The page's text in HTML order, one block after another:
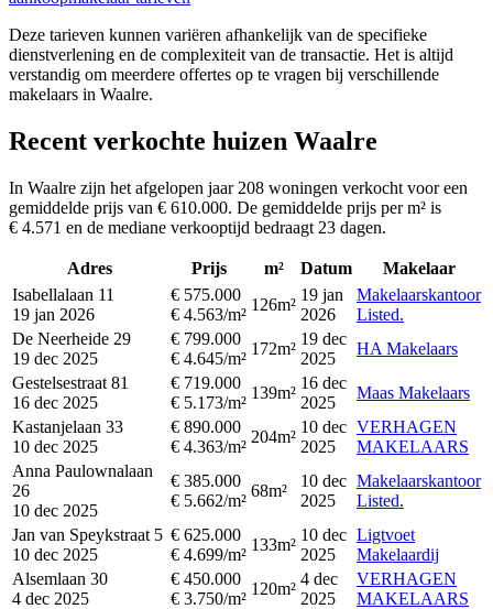
Deze tarieven kunnen variëren afhankelijk van de specifieke
dienstverlening en de complexiteit van de transactie. Het is altijd
verstandig om meerdere offertes op te vragen bij verschillende
makelaars in Waalre.
Recent verkochte huizen Waalre
In Waalre zijn het afgelopen jaar 208 woningen verkocht voor een
gemiddelde prijs van € 610.000. De gemiddelde prijs per m² is
€ 4.571 en de mediane verkooptijd bedraagt 23 dagen.
Adres Prijs m² Datum
Makelaar
Isabellalaan 11
19 jan 2026
€ 575.000
€ 4.563/m²
126m²
19 jan
2026
Makelaarskantoor
Listed.
De Neerheide 29
19 dec 2025
€ 799.000
€ 4.645/m²
172m²
19 dec
2025
HA Makelaars
Gestelsestraat 81
16 dec 2025
€ 719.000
€ 5.173/m²
139m²
16 dec
2025
Maas Makelaars
Kastanjelaan 33
10 dec 2025
€ 890.000
€ 4.363/m²
204m²
10 dec
2025
VERHAGEN
MAKELAARS
Anna Paulownalaan
26
10 dec 2025
€ 385.000
€ 5.662/m²
68m²
10 dec
2025
Makelaarskantoor
Listed.
Jan van Speykstraat 5
10 dec 2025
€ 625.000
€ 4.699/m²
133m²
10 dec
2025
Ligtvoet
Makelaardij
Alsemlaan 30
4 dec 2025
€ 450.000
€ 3.750/m²
120m²
4 dec
2025
VERHAGEN
MAKELAARS